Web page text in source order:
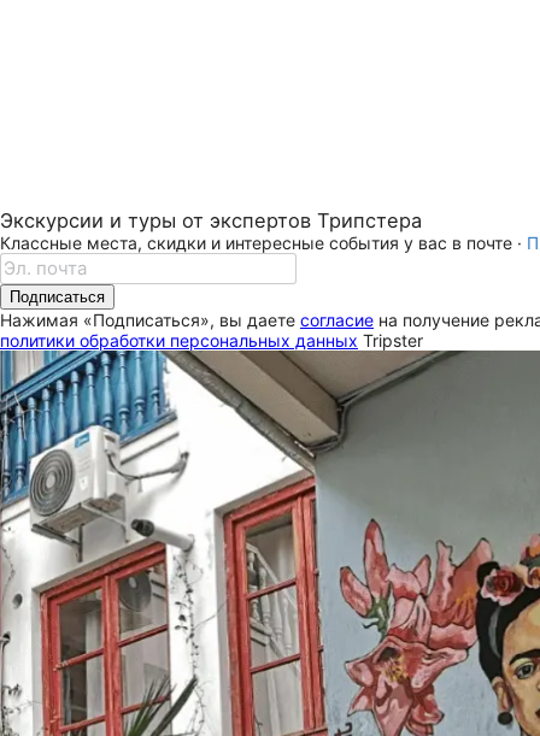
Экскурсии и туры от экспертов Трипстера
Классные места, скидки и интересные события у вас в почте ·
Подписаться
Нажимая «Подписаться», вы даете согласие на получение
политики обработки персональных данных Tripster